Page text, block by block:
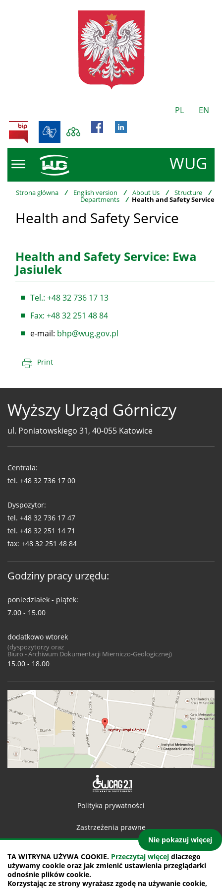
TA WITRYNA UŻYWA COOKIE. Przeczytaj więcej dlaczego
używamy cookie oraz jak zmienić ustawienia przeglądarki
odnośnie plików cookie.
Korzystając ze strony wyrażasz zgodę na używanie cookie,
Nie pokazuj więcej
PL EN
WUG
BIP
Strona główna / English version / About Us / Structure /
Departments / Health and Safety Service
Health and Safety Service
Health and Safety Service: Ewa
Jasiulek
Tel.: +48 32 736 17 13
Fax: +48 32 251 48 84
e-mail: bhp@wug.gov.pl
Print
Wyższy Urząd Górniczy
ul. Poniatowskiego 31, 40-055 Katowice
WUG
Centrala:
tel. +48 32 736 17 00
Dyspozytor:
tel. +48 32 736 17 47
tel. +48 32 251 14 71
fax: +48 32 251 48 84
Godziny pracy urzędu:
poniedziałek - piątek:
7.00 - 15.00
dodatkowo wtorek
(dyspozytorzy oraz
Biuro - Archiwum Dokumentacji Mierniczo-Geologicznej)
15.00 - 18.00
Polityka prywatności
Zastrzeżenia prawne
Mapa witryny